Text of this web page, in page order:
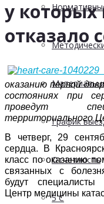
Материалы
График
Отчетность
5 С
у которых
отказало
оказанию первой
состояниях при
проведут
территориального
В четверг, 29
сердца. В
класс по оказанию
связанных с
будут специалисты
Центр медицины